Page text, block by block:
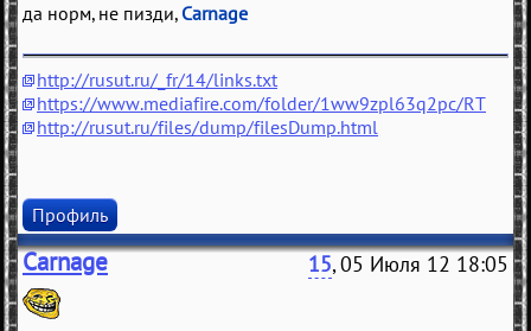
да норм, не пизди, Carnage
http://rusut.ru/_fr/14/links.txt
https://www.mediafire.com/folder/1ww9zpl63q2pc/RT
http://rusut.ru/files/dump/filesDump.html
Профиль
Carnage 15, 05 Июля 12 18:05